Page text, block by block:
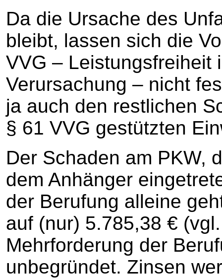
Da die Ursache des
bleibt, lassen sich die
VVG – Leistungsfreiheit
Verursachung – nicht
ja auch den restlichen
§ 61 VVG gestützten
Der Schaden am PKW,
dem Anhänger
der Berufung alleine
auf (nur) 5.785,38 €
Mehrforderung der
unbegründet. Zinsen